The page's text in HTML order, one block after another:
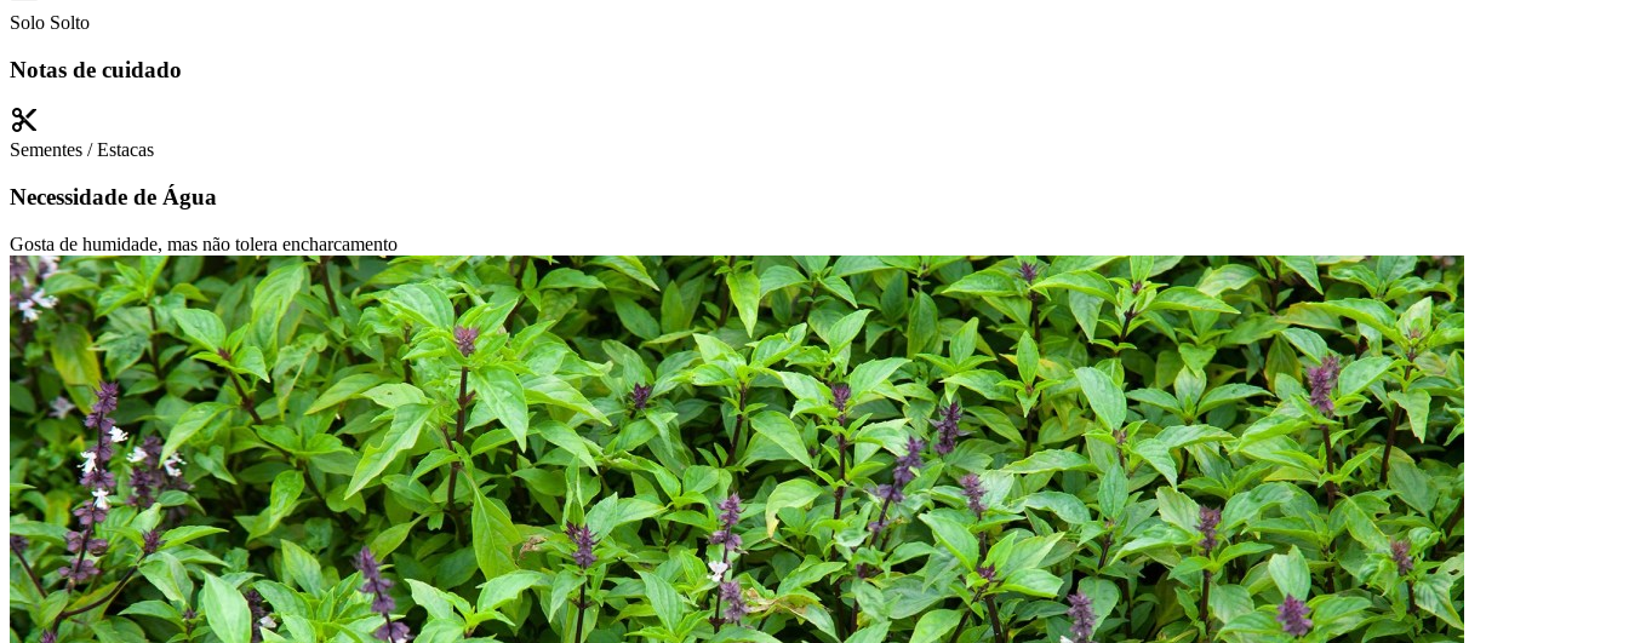
Solo Solto
Notas de cuidado
Sementes / Estacas
Necessidade de Água
Gosta de humidade, mas não tolera encharcamento